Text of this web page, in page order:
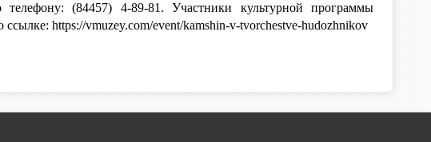
телефону: (84457) 4-89-81.Участники культурной программы
https://vmuzey.com/event/kamshin-v-tvorchestve-hudozhnikov